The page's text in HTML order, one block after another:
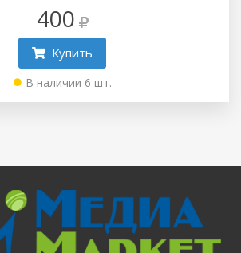
400
Купить
В наличии 6 шт.